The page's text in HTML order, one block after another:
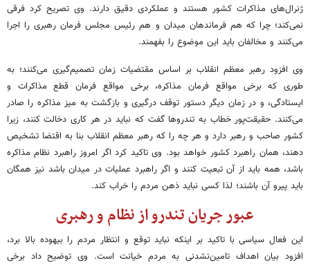
ژنرال‌های مذاکرات کشور هستند و عملکردی دقیق دارند. وی تصریح کرد فرقی
نمی‌کند؛ چرا که هم فرماندهان میدان و هم رئیس مجلس فرمان رهبری را اجرا
می‌کنند و مخالفان باید این موضوع را بفهمند.
وی افزود رهبر معظم انقلاب بر اساس مقتضیات زمان تصمیم‌گیری می‌کنند؛ به
طوری که برخی مواقع فرمان مذاکره، برخی مواقع فرمان قطع مذاکرات و
ایستادگی، و در زمان دیگر دستور توقف درگیری و بازگشت به میز مذاکره را صادر
می‌کنند. حقیقت‌پور خطاب به تندروها گفت که نباید در هر کاری دخالت کنند، زیرا
کشور صاحب و رهبر دارد و هر چه را که رهبر معظم انقلاب بنا به اقتضا تشخیص
دهند، همان راهبرد کشور خواهد بود. وی تاکید کرد اگر امروز راهبرد نظام مذاکره
باشد، همه باید از آن تبعیت کنند و اگر راهبرد عملیات در میدان باشد نیز همگان
باید پیرو آن باشند؛ لذا کسی نباید ذهن مردم را خراب کند.
عبور جریان تندرو از نظام و رهبری
این فعال سیاسی با تاکید بر اینکه نباید توقع و انتظار مردم را بیهوده بالا برد،
افزود بیان اهداف تامین‌نشدنی به مردم خیانت است. وی توضیح داد برخی